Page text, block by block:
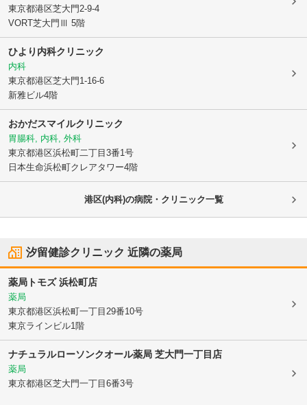
東京都港区芝大門2-9-4
VORT芝大門Ⅲ 5階
ひより内科クリニック
内科
東京都港区芝大門1-16-6
新雅ビル4階
おかだスマイルクリニック
胃腸科, 内科, 外科
東京都港区浜松町二丁目3番1号
日本生命浜松町クレアタワー4階
港区(内科)の病院・クリニック一覧
汐留健診クリニック 近隣の薬局
薬局トモズ 浜松町店
薬局
東京都港区浜松町一丁目29番10号
東京ラインビル1階
ナチュラルローソンクオール薬局 芝大門一丁目店
薬局
東京都港区芝大門一丁目6番3号